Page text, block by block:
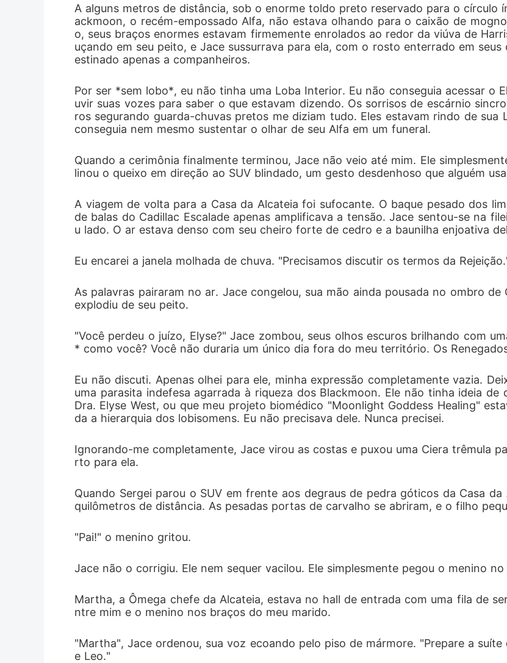
absoluta de Jace pelo telefone, e rosnou contra o meu
de volta."
A alguns metros de distância, sob o enorme toldo preto reservado para o círculo
ackmoon, o recém-empossado Alfa, não estava olhando para o caixão de
o, seus braços enormes estavam firmemente enrolados ao redor da viúva de
uçando em seu peito, e Jace sussurrava para ela, com o rosto enterrado em
estinado apenas a companheiros.
Por ser *sem lobo*, eu não tinha uma Loba Interior. Eu não conseguia acessar o
uvir suas vozes para saber o que estavam dizendo. Os sorrisos de escárnio
ros segurando guarda-chuvas pretos me diziam tudo. Eles estavam rindo de
conseguia nem mesmo sustentar o olhar de seu Alfa em um funeral.
Quando a cerimônia finalmente terminou, Jace não veio até mim. Ele
linou o queixo em direção ao SUV blindado, um gesto desdenhoso que alguém
A viagem de volta para a Casa da Alcateia foi sufocante. O baque pesado dos
de balas do Cadillac Escalade apenas amplificava a tensão. Jace sentou-se na
u lado. O ar estava denso com seu cheiro forte de cedro e a baunilha enjoativa
Eu encarei a janela molhada de chuva. "Precisamos discutir os termos da
As palavras pairaram no ar. Jace congelou, sua mão ainda pousada no ombro
explodiu de seu peito.
"Você perdeu o juízo, Elyse?" Jace zombou, seus olhos escuros brilhando com
* como você? Você não duraria um único dia fora do meu território. Os
Eu não discuti. Apenas olhei para ele, minha expressão completamente vazia.
uma parasita indefesa agarrada à riqueza dos Blackmoon. Ele não tinha ideia de
Dra. Elyse West, ou que meu projeto biomédico "Moonlight Goddess Healing"
da a hierarquia dos lobisomens. Eu não precisava dele. Nunca precisei.
Ignorando-me completamente, Jace virou as costas e puxou uma Ciera trêmula
rto para ela.
Quando Sergei parou o SUV em frente aos degraus de pedra góticos da Casa
quilômetros de distância. As pesadas portas de carvalho se abriram, e o filho
"Pai!" o menino gritou.
Jace não o corrigiu. Ele nem sequer vacilou. Ele simplesmente pegou o menino
Martha, a Ômega chefe da Alcateia, estava no hall de entrada com uma fila de
ntre mim e o menino nos braços do meu marido.
"Martha", Jace ordenou, sua voz ecoando pelo piso de mármore. "Prepare a
e Leo."